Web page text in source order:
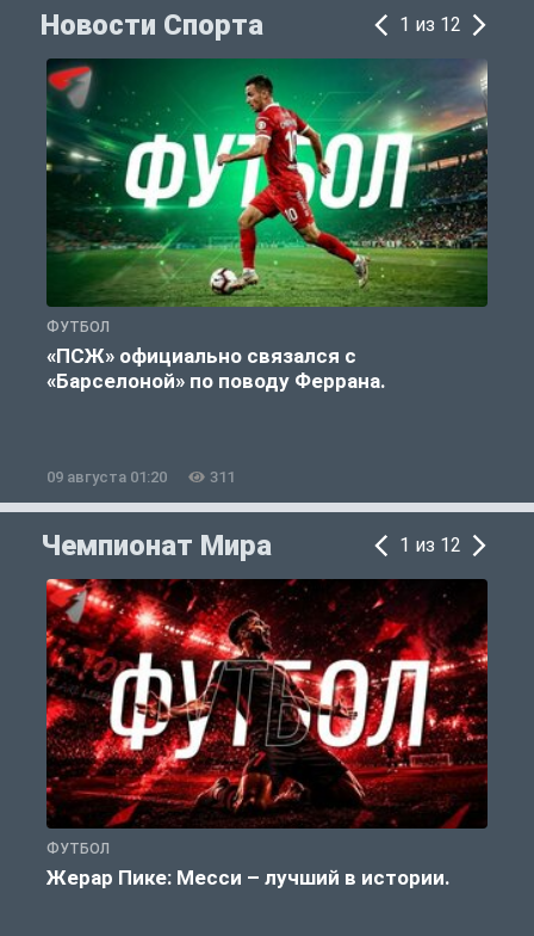
Новости Спорта 1 из 12
ФУТБОЛ
«ПСЖ» официально связался с
«Барселоной» по поводу Феррана.
09 августа 01:20 311
Чемпионат Мира 1 из 12
ФУТБОЛ
Жерар Пике: Месси – лучший в истории.